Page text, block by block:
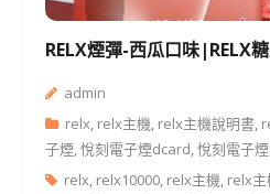
RELX煙彈-西瓜口味|RELX
admin
relx, relx主機, relx主機說明書,
子煙,悅刻電子煙dcard,悅刻電子
relx, relx10000, relx主機, relx主